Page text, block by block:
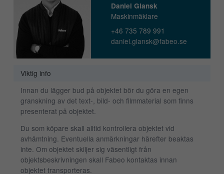
Daniel Glansk
Maskinmäklare
+46 735 789 991
daniel.glansk@fabeo.se
Viktig info
Innan du lägger bud på objektet bör du göra en egen
granskning av det text-, bild- och filmmaterial som finns
presenterat på objektet.
Du som köpare skall alltid kontrollera objektet vid
avhämtning. Eventuella anmärkningar härefter beaktas
inte. Om objektet skiljer sig väsentligt från
objektsbeskrivningen skall Fabeo kontaktas innan
objektet transporteras.